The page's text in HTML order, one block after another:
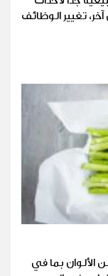
تغيير الوظائف
الألوان بما في